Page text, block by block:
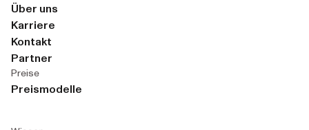
Über uns
Karriere
Kontakt
Partner
Preise
Preismodelle